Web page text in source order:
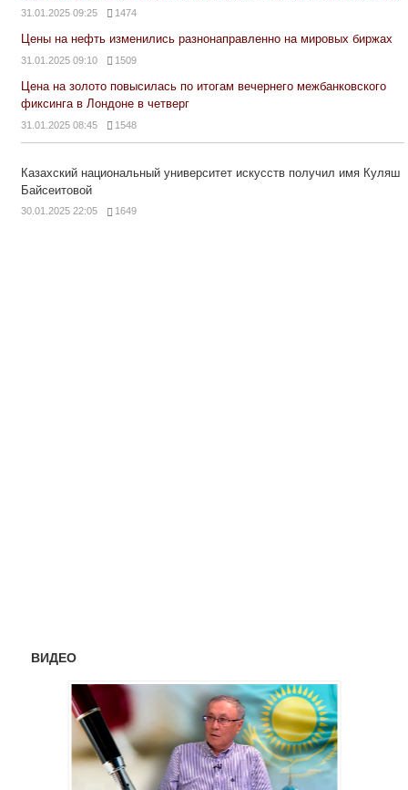
31.01.2025 09:25 1474
Цены на нефть изменились разнонаправленно на мировых биржах
31.01.2025 09:10 1509
Цена на золото повысилась по итогам вечернего межбанковского
фиксинга в Лондоне в четверг
31.01.2025 08:45 1548
Казахский национальный университет искусств получил имя Куляш
Байсеитовой
30.01.2025 22:05 1649
ВИДЕО